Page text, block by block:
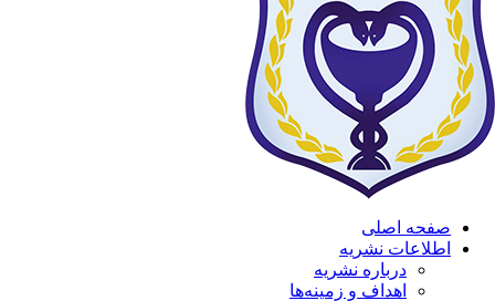
صفحه اصلی
اطلاعات نشریه
درباره نشریه
اهداف و زمینه‌ها